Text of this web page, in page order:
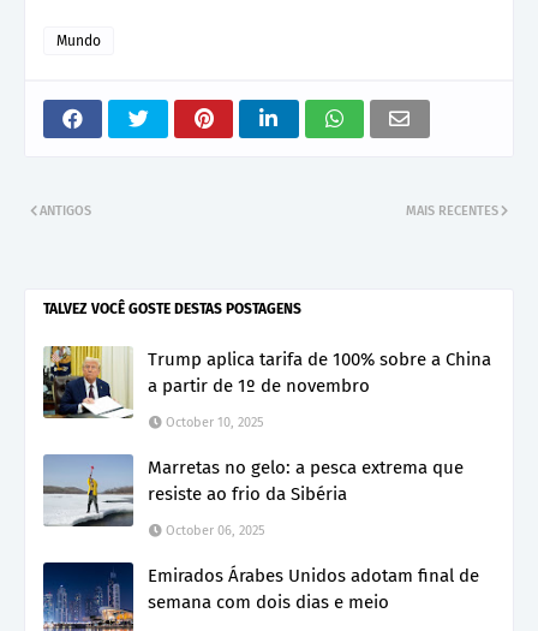
Mundo
MAIS RECENTES
ANTIGOS
TALVEZ VOCÊ GOSTE DESTAS POSTAGENS
Trump aplica tarifa de 100% sobre a China
a partir de 1º de novembro
October 10, 2025
Marretas no gelo: a pesca extrema que
resiste ao frio da Sibéria
October 06, 2025
Emirados Árabes Unidos adotam final de
semana com dois dias e meio